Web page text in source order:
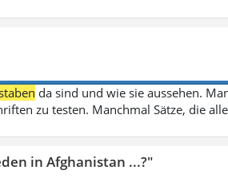
da sind und wie sie aussehen.
zu testen. Manchmal Sätze, die
in Afghanistan ...?"